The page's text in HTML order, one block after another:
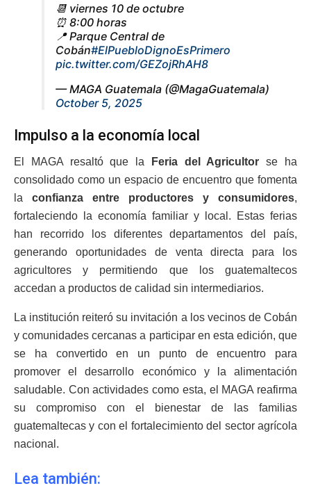
📆 viernes 10 de octubre
⏰ 8:00 horas
📍 Parque Central de
Cobán#ElPuebloDignoEsPrimero
pic.twitter.com/GEZojRhAH8
— MAGA Guatemala (@MagaGuatemala)
October 5, 2025
Impulso a la economía local
El MAGA resaltó que la Feria del Agricultor se ha
consolidado como un espacio de encuentro que fomenta
la confianza entre productores y consumidores,
fortaleciendo la economía familiar y local. Estas ferias
han recorrido los diferentes departamentos del país,
generando oportunidades de venta directa para los
agricultores y permitiendo que los guatemaltecos
accedan a productos de calidad sin intermediarios.
La institución reiteró su invitación a los vecinos de Cobán
y comunidades cercanas a participar en esta edición, que
se ha convertido en un punto de encuentro para
promover el desarrollo económico y la alimentación
saludable. Con actividades como esta, el MAGA reafirma
su compromiso con el bienestar de las familias
guatemaltecas y con el fortalecimiento del sector agrícola
nacional.
Lea también: